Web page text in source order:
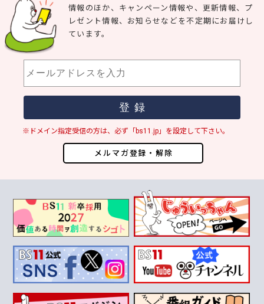
メルマガ登録・解除
情報のほか、キャンペーン情報や、更新情報、プ
レゼント情報、お知らせなどを不定期にお届けし
ています。
※ドメイン指定受信の方は、必ず「bs11.jp」を設定して下さい。